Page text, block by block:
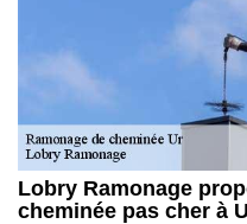
Lobry Ramonage
cheminée pas cher à